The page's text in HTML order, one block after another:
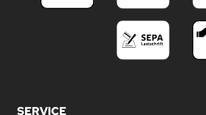
SERVICE